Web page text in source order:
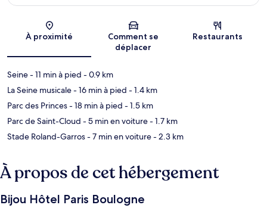
À proximité
Comment se
déplacer
Restaurants
Seine- 11 min à pied - 0.9 km
La Seine musicale- 16 min à pied - 1.4 km
Parc des Princes- 18 min à pied - 1.5 km
Parc de Saint-Cloud - 5 min en voiture- 1.7 km
Stade Roland-Garros- 7 min en voiture- 2.3 km
À propos de cet hébergement
Bijou Hôtel Paris Boulogne